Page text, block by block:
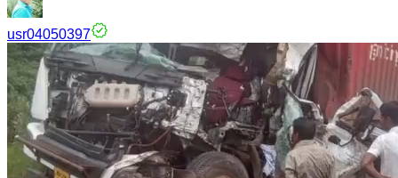
usr04050397